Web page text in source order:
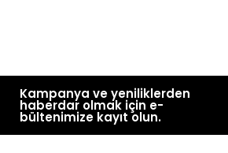
Kampanya ve yeniliklerden
haberdar olmak için e-
bültenimize kayıt olun.